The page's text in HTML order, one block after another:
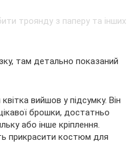
там детально показаний
вийшов у підсумку. Він
брошки, достатньо
або інше кріплення.
прикрасити костюм для